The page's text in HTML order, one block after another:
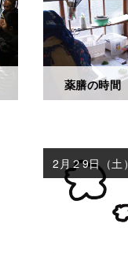
薬膳の時間
2月２9日（土）